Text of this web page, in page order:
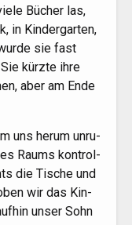
Bücher las,
in Kin­der­gar­ten,
sie fast
kürz­te ihre
aber am Ende
uns her­um unru­
Raums kon­trol­
die Tische und
wir das Kin­
unser Sohn